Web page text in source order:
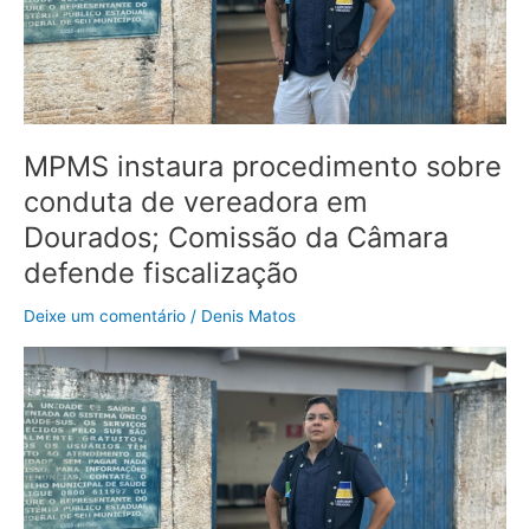
MPMS instaura procedimento sobre
conduta de vereadora em
Dourados; Comissão da Câmara
defende fiscalização
Deixe um comentário / Denis Matos
vereadora
em
Dourados;
Comissão
da
Câmara
defende
fiscalização